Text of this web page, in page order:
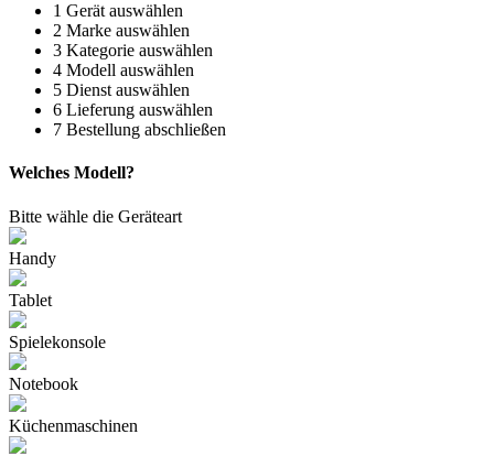
1 Gerät auswählen
2 Marke auswählen
3 Kategorie auswählen
4 Modell auswählen
5 Dienst auswählen
6 Lieferung auswählen
7 Bestellung abschließen
Welches Modell?
Bitte wähle die Geräteart
Handy
Tablet
Spielekonsole
Notebook
Küchenmaschinen